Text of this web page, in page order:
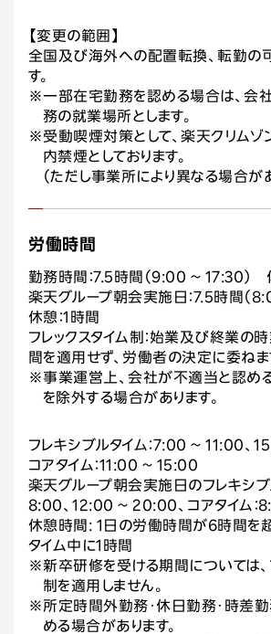
【変更の範囲】
全国及び海外への配置転換、転勤の
す。
※一部在宅勤務を認める場合は、会
務の就業場所とします。
※受動喫煙対策として、楽天クリムゾ
内禁煙としております。
（ただし事業所により異なる場合があ
労働時間
勤務時間：7.5時間（9:00 ~ 17:30）
楽天グループ朝会実施日：7.5時間（
休憩：1時間
フレックスタイム制：始業及び終業の
間を適用せず、労働者の決定に委ねま
※事業運営上、会社が不適当と認め
を除外する場合があります。
フレキシブルタイム：7:00 ~ 11:00、
コアタイム：11:00 ~ 15:00
楽天グループ朝会実施日のフレキシブ
8:00、12:00 ~ 20:00、コアタイム
休憩時間: 1日の労働時間が6時間を
タイム中に1時間
※新卒研修を受ける期間については、
制を適用しません。
※所定時間外勤務・休日勤務・時差
める場合があります。